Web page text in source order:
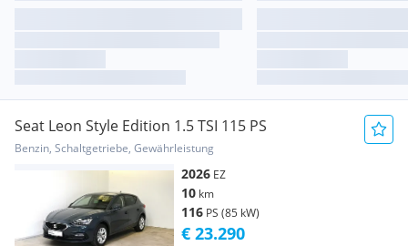
Seat Leon Style Edition 1.5 TSI 115 PS
Benzin, Schaltgetriebe, Gewährleistung
2026 EZ
10 km
116 PS (85 kW)
€ 23.290